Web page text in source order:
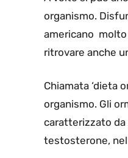
organismo.
americano molto
ritrovare anche
Chiamata ‘dieta
organismo. Gli
caratterizzato da
testosterone,